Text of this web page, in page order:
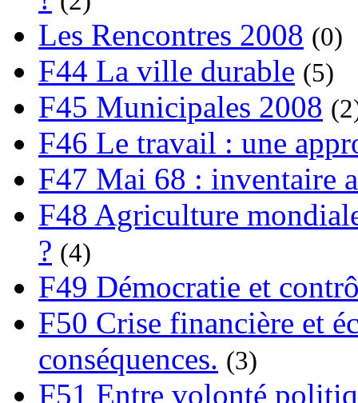
Les Rencontres 2008 (0)
F44 La ville durable (5)
F45 Municipales 2008
F46 Le travail : une
F47 Mai 68 : inventaire
F48 Agriculture
? (4)
F49 Démocratie et
F50 Crise financière et
conséquences. (3)
F51 Entre volonté